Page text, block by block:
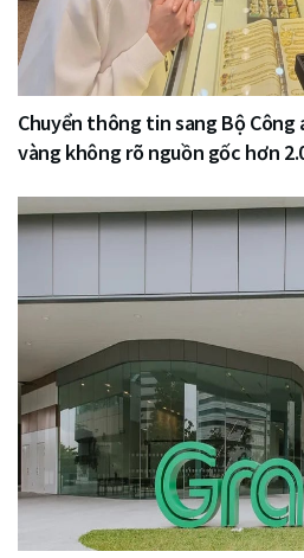
Chuyển thông tin sang Bộ Công
vàng không rõ nguồn gốc hơn